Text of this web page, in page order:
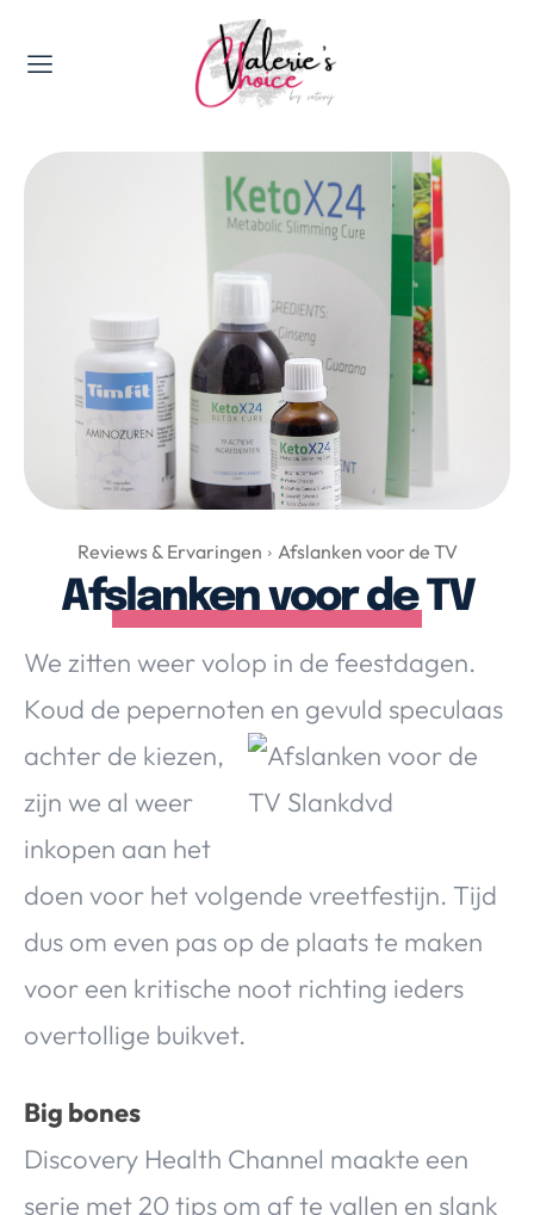
Valerie's Topics
Travel & Culture
Food & Drinks
Happyness & Opmerkelijk
Gadgets & Tech
Top 5 van Valerie
Health & Beauty
Huis & Tuin
Nieuws & Media
Over Valerie
Over Valerie
De Top 5
Contact
VALERIE'S CHOICE
Food & Drinks Health & Beauty Gadgets
Huis & Tuin
Travel
Reviews & Ervaringen Afslanken voor de TV
Afslanken voor de TV
We zitten weer volop in de feestdagen.
Koud de pepernoten en gevuld speculaas
achter de kiezen,
zijn we al weer
inkopen aan het
doen voor het volgende vreetfestijn. Tijd
dus om even pas op de plaats te maken
voor een kritische noot richting ieders
overtollige buikvet.
Big bones
Discovery Health Channel maakte een
serie met 20 tips om af te vallen en slank